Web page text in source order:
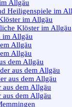
Allgäu
Heiligenspiele im
im Allgäu
Klöster im Allgäu
im Allgäu
Allgäu
Allgäu
dem Allgäu
aus dem Allgäu
aus dem Allgäu
aus dem Allgäu
aus dem Allgäu